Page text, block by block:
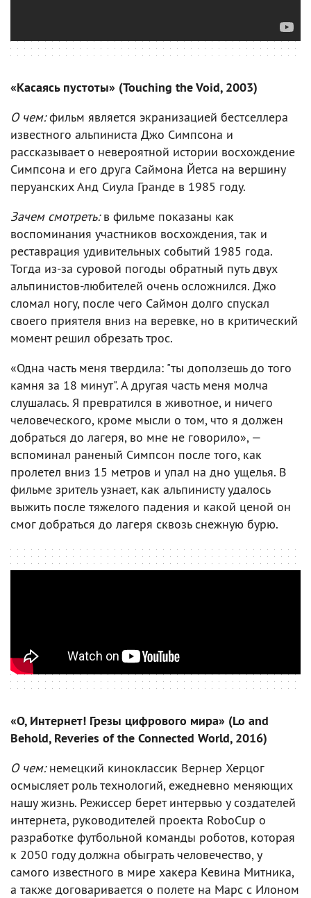
«Касаясь пустоты» (Touching the Void, 2003)
О чем:фильм является экранизацией бестселлера
известного альпиниста Джо Симпсона и
рассказывает о невероятной истории восхождение
Симпсона и его друга Саймона Йетса на вершину
перуанских Анд Сиула Гранде в 1985 году.
Зачем смотреть:в фильме показаны как
воспоминания участников восхождения, так и
реставрация удивительных событий 1985 года.
Тогда из-за суровой погоды обратный путь двух
альпинистов-любителей очень осложнился. Джо
сломал ногу, после чего Саймон долго спускал
своего приятеля вниз на веревке, но в критический
момент решил обрезать трос.
«Одна часть меня твердила: "ты доползешь до того
камня за 18 минут". А другая часть меня молча
слушалась. Я превратился в животное, и ничего
человеческого, кроме мысли о том, что я должен
добраться до лагеря, во мне не говорило», —
вспоминал раненый Симпсон после того, как
пролетел вниз 15 метров и упал на дно ущелья. В
фильме зритель узнает, как альпинисту удалось
выжить после тяжелого падения и какой ценой он
смог добраться до лагеря сквозь снежную бурю.
«О, Интернет! Грезы цифрового мира» (Lo and
Behold, Reveries of the Connected World, 2016)
О чем:немецкий киноклассик Вернер Херцог
осмысляет роль технологий, ежедневно меняющих
нашу жизнь. Режиссер берет интервью у создателей
интернета, руководителей проекта RoboCup о
разработке футбольной команды роботов, которая
к 2050 году должна обыграть человечество, у
самого известного в мире хакера Кевина Митника,
а также договаривается о полете на Марс с Илоном